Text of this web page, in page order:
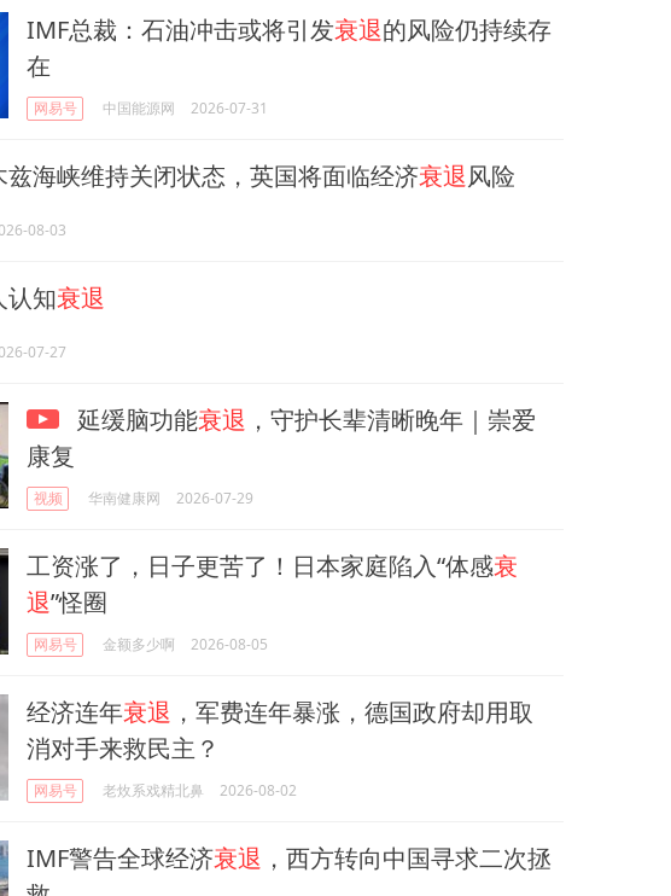
IMF总裁：石油冲击或将引发衰退的风险仍持续存
在
网易号 中国能源网 2026-07-31
海峡维持关闭状态，英国将面临经济衰退风险
08-03
认知衰退
07-27
延缓脑功能衰退 ，守护长辈清晰晚年｜崇爱
康复
视频 华南健康网 2026-07-29
工资涨了，日子更苦了！日本家庭陷入“体感衰
退”怪圈
网易号 金额多少啊 2026-08-05
经济连年衰退 ，军费连年暴涨，德国政府却用取
消对手来救民主？
网易号 老炇系戏精北鼻 2026-08-02
IMF警告全球经济衰退 ，西方转向中国寻求二次拯